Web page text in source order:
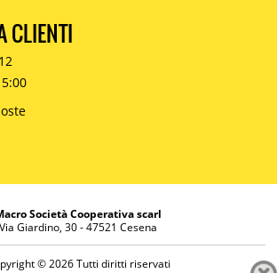
CLIENTI
Società Cooperativa scarl
Via Giardino, 30 - 47521 Cesena
© 2026 Tutti diritti riservati